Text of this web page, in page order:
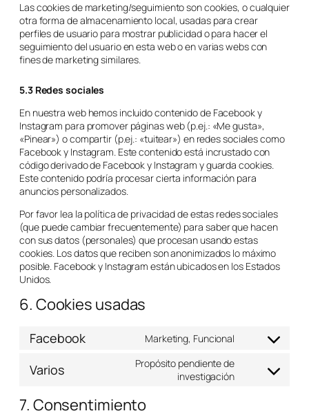
Las cookies de marketing/seguimiento son cookies, o cualquier
otra forma de almacenamiento local, usadas para crear
perfiles de usuario para mostrar publicidad o para hacer el
seguimiento del usuario en esta web o en varias webs con
fines de marketing similares.
5.3 Redes sociales
En nuestra web hemos incluido contenido de Facebook y
Instagram para promover páginas web (p.ej.: «Me gusta»,
«Pinear») o compartir (p.ej.: «tuitear») en redes sociales como
Facebook y Instagram. Este contenido está incrustado con
código derivado de Facebook y Instagram y guarda cookies.
Este contenido podría procesar cierta información para
anuncios personalizados.
Por favor lea la política de privacidad de estas redes sociales
(que puede cambiar frecuentemente) para saber que hacen
con sus datos (personales) que procesan usando estas
cookies. Los datos que reciben son anonimizados lo máximo
posible. Facebook y Instagram están ubicados en los Estados
Unidos.
6. Cookies usadas
Facebook Marketing, Funcional
Varios
Propósito pendiente de
investigación
7. Consentimiento